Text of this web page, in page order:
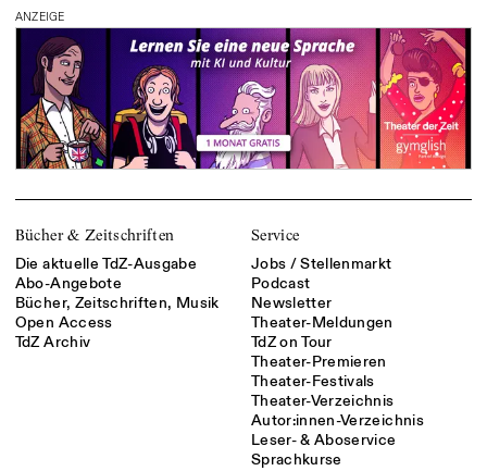
ANZEIGE
Bücher & Zeitschriften
Die aktuelle TdZ-Ausgabe
Abo-Angebote
Bücher, Zeitschriften, Musik
Open Access
TdZ Archiv
Service
Jobs / Stellenmarkt
Podcast
Newsletter
Theater-Meldungen
TdZ on Tour
Theater-Premieren
Theater-Festivals
Theater-Verzeichnis
Autor:innen-Verzeichnis
Leser- & Aboservice
Sprachkurse